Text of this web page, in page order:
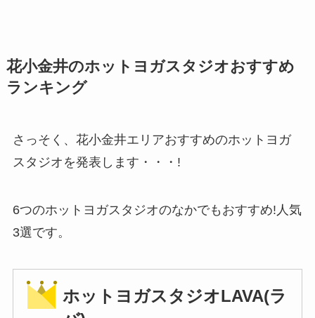
花小金井のホットヨガスタジオおすすめ
ランキング
さっそく、花小金井エリアおすすめのホットヨガ
スタジオを発表します・・・!
6つのホットヨガスタジオのなかでもおすすめ!人気
3選です。
ホットヨガスタジオLAVA(ラ